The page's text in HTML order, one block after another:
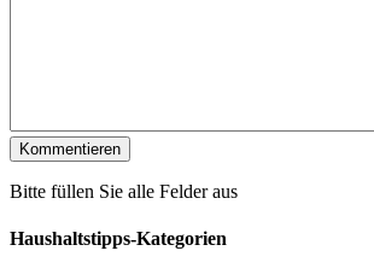
Bitte füllen Sie alle Felder aus
Haushaltstipps-Kategorien